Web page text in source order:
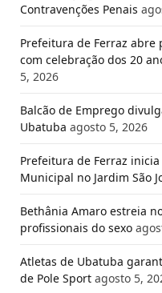
Contravenções Penais
Prefeitura de Ferraz abre
com celebração dos 20
5, 2026
Balcão de Emprego
Ubatuba agosto 5, 2026
Prefeitura de Ferraz
Municipal no Jardim São
Bethânia Amaro estreia
profissionais do sexo
Atletas de Ubatuba
de Pole Sport agosto 5,